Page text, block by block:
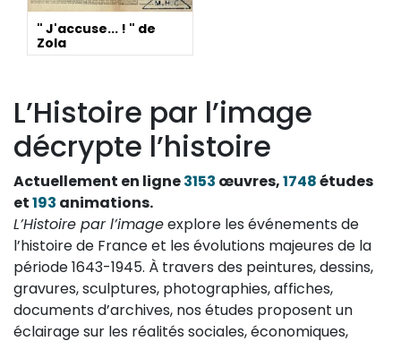
" J'accuse... ! " de
Zola
L’Histoire par l’image
décrypte l’histoire
Actuellement en ligne3153 œuvres,1748études
et193 animations.
L’Histoire par l’imageexplore les événements de
l’histoire de France et les évolutions majeures de la
période 1643-1945. À travers des peintures, dessins,
gravures, sculptures, photographies, affiches,
documents d’archives, nos études proposent un
éclairage sur les réalités sociales, économiques,